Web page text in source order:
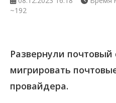
~192
Развернули
мигрировать
провайдера.